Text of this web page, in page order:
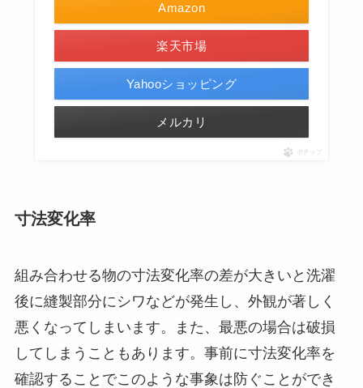
Amazon
楽天市場
Yahooショッピング
メルカリ
ポチップ
寸法変化率
組み合わせる物の寸法変化率の差が大きいと洗濯
後に縫製部分にシワなどが発生し、外観が著しく
悪くなってしまいます。また、最悪の場合は破損
してしまうこともあります。事前に寸法変化率を
確認することでこのような事象は防ぐことができ